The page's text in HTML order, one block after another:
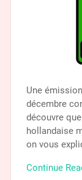
Une
décembre
découvre
hollandaise
on vous
Continue